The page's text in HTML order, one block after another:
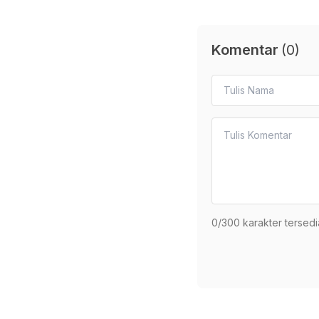
Komentar (0)
0/300 karakter